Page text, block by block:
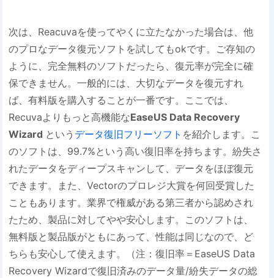
次は、Reacuvaを使ってやくに立たなかった場合は、他
のプロなデータ復元ソフトを試してもokです。ご存知の
ように、完全無料のソフトだったら、復元率が完全に確
保できません。一般的には、大切なデータを復元すれ
ば、有料版を購入することが一番です。ここでは、
Recuvaよりもっと高機能なEaseUS Data Recovery
Wizard という データ復旧フリーソフト を紹介します。こ
のソフトは、99.7%という高い復旧率を持ちます。紛失さ
れたデータをディープスキャンして、データをほぼ復元
できます。また、Vectorのプロレジ大賞を何回受賞した
こともあります。業界で権威がある第三者から認めされ
たため、製品に対してやや安心します。このソフトは、
無料版と製品版がともにあって、性能は同じなので、ど
ちらも安心して使えます。（注：復旧率＝EaseUS Data
Recovery Wizardで復旧済みのデータ量/紛失データの総